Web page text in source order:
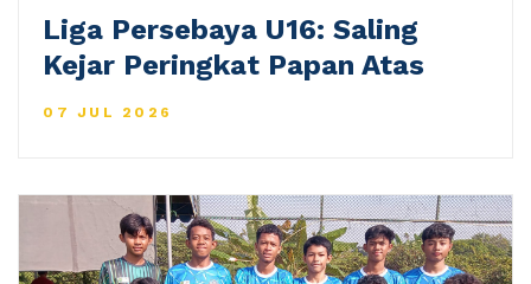
Liga Persebaya U16: Saling
Kejar Peringkat Papan Atas
07 JUL 2026